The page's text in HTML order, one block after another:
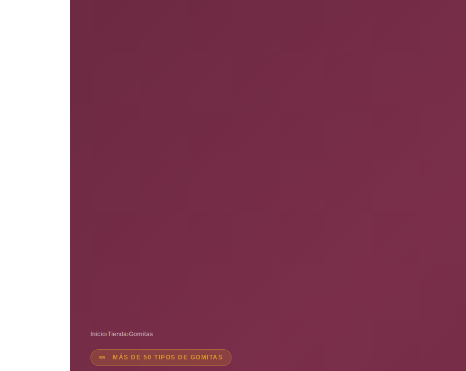
Inicio›Tienda›Gomitas
🍬 MÁS DE 50 TIPOS DE GOMITAS